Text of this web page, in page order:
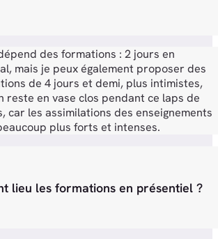
des formations : 2 jours en
mais je peux également proposer des
de 4 jours et demi, plus intimistes,
reste en vase clos pendant ce laps de
car les assimilations des enseignements
plus forts et intenses.
lieu les formations en présentiel ?